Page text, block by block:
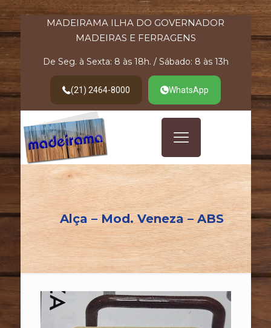
MADEIRAMA ILHA DO GOVERNADOR
MADEIRAS E FERRAGENS
De Seg. à Sexta: 8 às 18h. / Sábado: 8 às 13h
(21) 2464-8000 WhatsApp
Alça – Mod. Veneza – ABS